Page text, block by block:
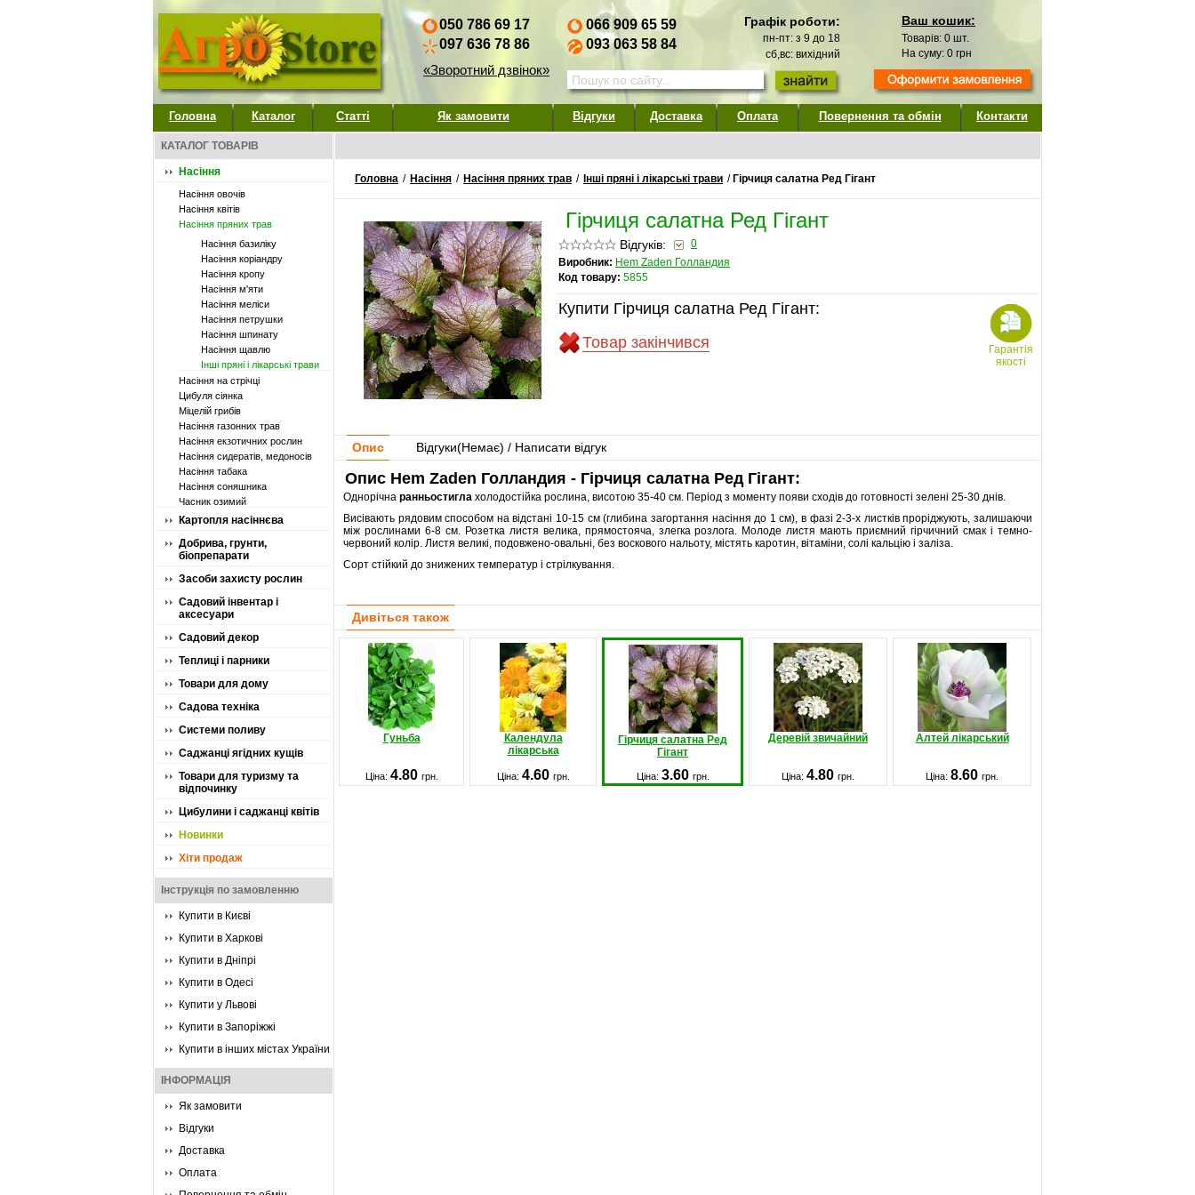
050 786 69 17
097 636 78 86
«Зворотний дзвінок»
066 909 65 59
093 063 58 84
Графік роботи:
пн-пт: з 9 до 18
сб,вс: вихідний
Ваш кошик:
Товарів: 0 шт.
На суму: 0 грн
Головна Каталог Статті Як замовити Відгуки Доставка Оплата Повернення та обмін Контакти
КАТАЛОГ ТОВАРІВ
Насіння
Насіння овочів
Насіння квітів
Насіння пряних трав
Насіння базиліку
Насіння коріандру
Насіння кропу
Насіння м'яти
Насіння меліси
Насіння петрушки
Насіння шпинату
Насіння щавлю
Інші пряні і лікарські трави
Насіння на стрічці
Цибуля сіянка
Міцелій грибів
Насіння газонних трав
Насіння екзотичних рослин
Насіння сидератів, медоносів
Насіння табака
Насіння соняшника
Часник озимий
Картопля насіннєва
Добрива, грунти,
біопрепарати
Засоби захисту рослин
Садовий інвентар і
аксесуари
Садовий декор
Теплиці і парники
Товари для дому
Садова техніка
Системи поливу
Саджанці ягідних кущів
Товари для туризму та
відпочинку
Цибулини і саджанці квітів
Новинки
Хіти продаж
Інструкція по замовленню
Купити в Києві
Купити в Харкові
Купити в Дніпрі
Купити в Одесі
Купити у Львові
Купити в Запоріжжі
Купити в інших містах України
ІНФОРМАЦІЯ
Як замовити
Відгуки
Доставка
Оплата
Головна / Насіння / Насіння пряних трав / Інші пряні і лікарські трави / Гірчиця салатна Ред Гігант
Гірчиця салатна Ред Гігант
Відгуків:
0
Виробник: Hem Zaden Голландия
Код товару: 5855
Купити Гірчиця салатна Ред Гігант:
Товар закінчився
Гарантія
якості
Опис Відгуки(Немає) / Написати відгук
Опис Hem Zaden Голландия - Гірчиця салатна Ред Гігант:
Однорічна ранньостигла холодостійка рослина, висотою 35-40 см. Період з моменту появи сходів до готовності зелені 25-30 днів.
Висівають рядовим способом на відстані 10-15 см (глибина загортання насіння до 1 см), в фазі 2-3-х листків проріджують, залишаючи
між рослинами 6-8 см. Розетка листя велика, прямостояча, злегка розлога. Молоде листя мають приємний гірчичний смак і темно-
червоний колір. Листя великі, подовжено-овальні, без воскового нальоту, містять каротин, вітаміни, солі кальцію і заліза.
Сорт стійкий до знижених температур і стрілкування.
Дивіться також
Гуньба
Календула
лікарська
Гірчиця салатна Ред
Гігант
Деревій звичайний Алтей лікарський
Ціна: 4.80 грн. Ціна: 4.60 грн. Ціна: 3.60 грн. Ціна: 4.80 грн. Ціна: 8.60 грн.